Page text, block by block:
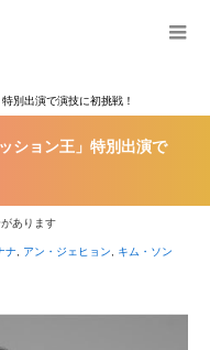
別出演で演技に初挑戦！
ション王」特別出演で
あります
ナ アン・ジェヒョン
キム・ソン